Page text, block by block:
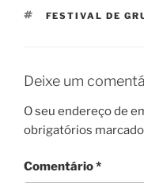
ETIQUETAS
FESTIVAL DE
Deixe um
O seu endereço de
obrigatórios
Comentário*